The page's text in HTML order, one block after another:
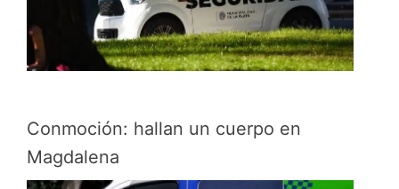
Conmoción: hallan un cuerpo en
Magdalena